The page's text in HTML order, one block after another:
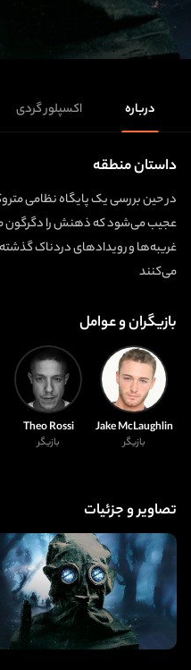
درباره اکسپلور گردی
داستان منطقه
در حین بررسی یک پایگاه نظامی
عجیب می‌شود که ذهنش را دگرگون
غریبه‌ها و رویدادهای دردناک
می‌کنند
بازیگران و عوامل
Jake McLaughlin
بازیگر
Theo Rossi
بازیگر
تصاویر و جزئیات